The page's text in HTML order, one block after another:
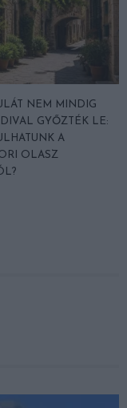
NEM MINDIG
GYŐZTÉK LE:
A
OLASZ